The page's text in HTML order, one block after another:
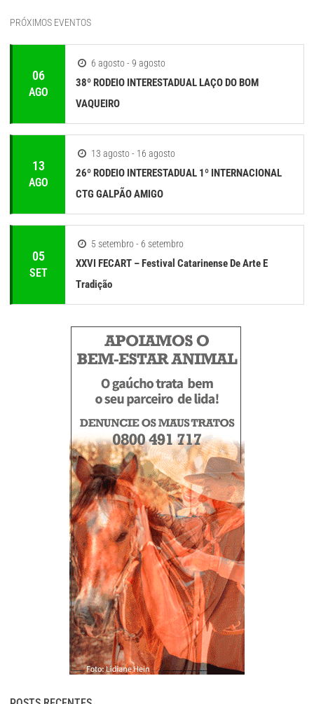
PRÓXIMOS EVENTOS
06
AGO
6 agosto - 9 agosto
38º RODEIO INTERESTADUAL LAÇO DO BOM
VAQUEIRO
13
AGO
13 agosto - 16 agosto
26º RODEIO INTERESTADUAL 1º INTERNACIONAL
CTG GALPÃO AMIGO
05
SET
5 setembro - 6 setembro
XXVI FECART – Festival Catarinense De Arte E
Tradição